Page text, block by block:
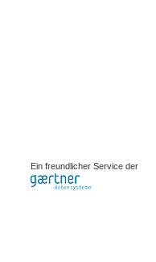
Ein freundlicher Service der